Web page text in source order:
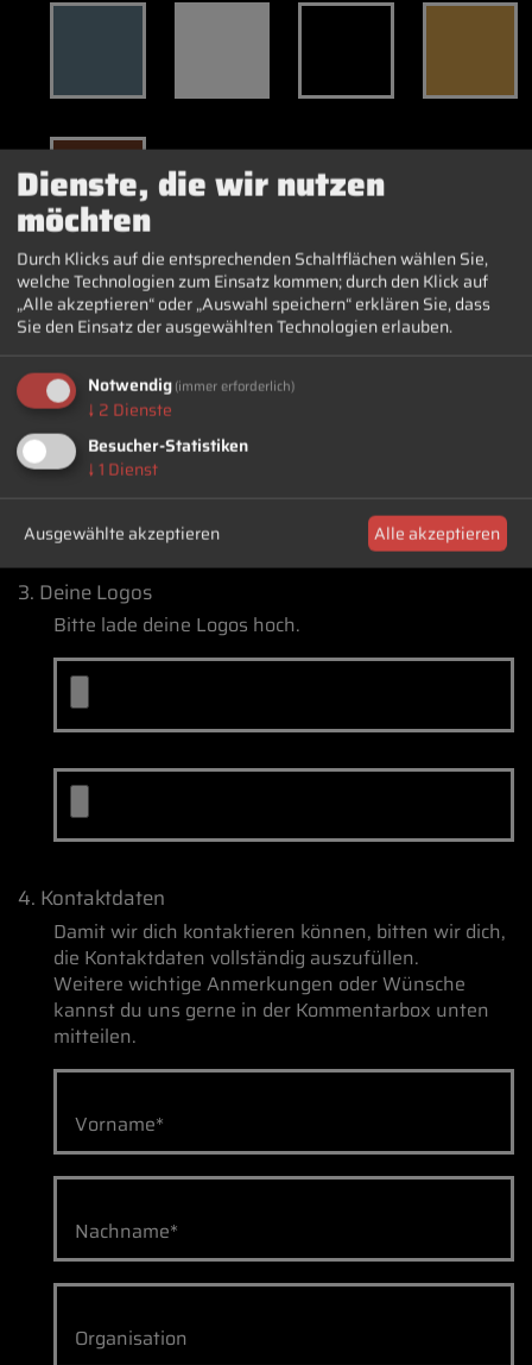
2. Dein Design
Wie würdest du deinen Designwunsch einordnen?
Bitte wähle die passende Kategorie oder beschreibe
kurz deine Vorstellungen.
Klassik
3. Deine Logos
Bitte lade deine Logos hoch.
4. Kontaktdaten
Damit wir dich kontaktieren können, bitten wir dich,
die Kontaktdaten vollständig auszufüllen.
Weitere wichtige Anmerkungen oder Wünsche
kannst du uns gerne in der Kommentarbox unten
mitteilen.
Vorname*
Nachname*
Organisation
Dienste, die wir nutzen
möchten
Durch Klicks auf die entsprechenden Schaltflächen wählen Sie,
welche Technologien zum Einsatz kommen; durch den Klick auf
„Alle akzeptieren“ oder „Auswahl speichern“ erklären Sie, dass
Sie den Einsatz der ausgewählten Technologien erlauben.
Notwendig(immer erforderlich)
↓ 2 Dienste
Besucher-Statistiken
↓1 Dienst
Ausgewählte akzeptieren Alle akzeptieren